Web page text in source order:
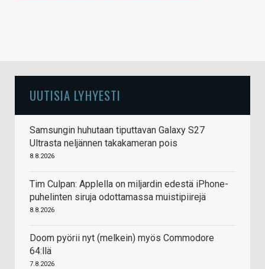
UUTISIA LYHYESTI
Samsungin huhutaan tiputtavan Galaxy S27
Ultrasta neljännen takakameran pois
8.8.2026
Tim Culpan: Applella on miljardin edestä iPhone-
puhelinten siruja odottamassa muistipiirejä
8.8.2026
Doom pyörii nyt (melkein) myös Commodore
64:llä
7.8.2026